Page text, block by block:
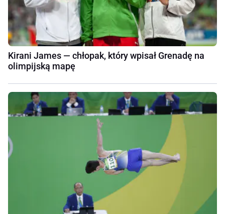
Kirani James — chłopak, który wpisał Grenadę na
olimpijską mapę